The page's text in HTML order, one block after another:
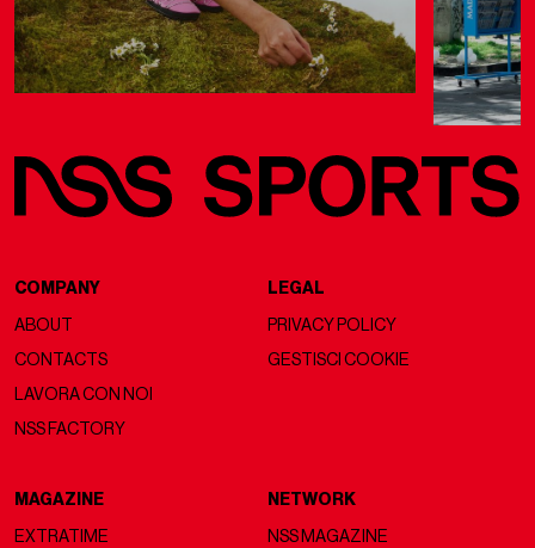
COMPANY
ABOUT
CONTACTS
LAVORA CON NOI
NSS FACTORY
LEGAL
PRIVACY POLICY
GESTISCI COOKIE
MAGAZINE
EXTRATIME
NETWORK
NSS MAGAZINE